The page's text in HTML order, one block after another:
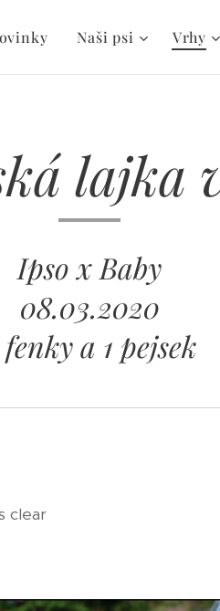
Naši psi Vrhy
lajka
Ipso x Baby
08.03.2020
a 1 pejsek
clear